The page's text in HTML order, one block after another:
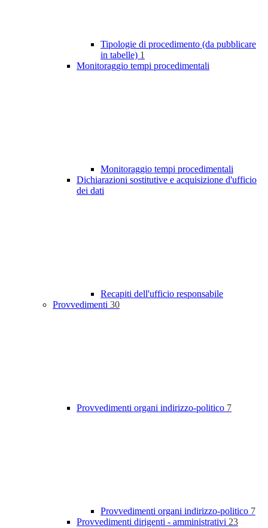
Tipologie di procedimento (da pubblicare
in tabelle) 1
Monitoraggio tempi procedimentali
Monitoraggio tempi procedimentali
Dichiarazioni sostitutive e acquisizione d'ufficio
dei dati
Recapiti dell'ufficio responsabile
Provvedimenti 30
Provvedimenti organi indirizzo-politico 7
Provvedimenti organi indirizzo-politico 7
Provvedimenti dirigenti - amministrativi 23